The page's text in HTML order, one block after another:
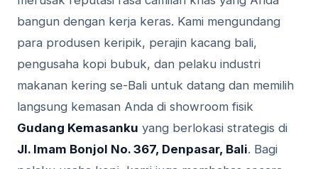
bangun dengan kerja keras. Kami mengundang
para produsen keripik, perajin kacang bali,
pengusaha kopi bubuk, dan pelaku industri
makanan kering se-Bali untuk datang dan memilih
langsung kemasan Anda di showroom fisik
Gudang Kemasanku yang berlokasi strategis di
Jl. Imam Bonjol No. 367, Denpasar, Bali. Bagi